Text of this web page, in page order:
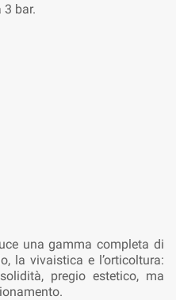
3 bar.
una gamma completa di
la vivaistica e l’orticoltura:
pregio estetico, ma